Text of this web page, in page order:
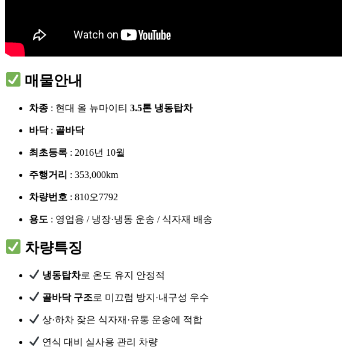
매물안내
차종 : 현대 올 뉴마이티 3.5톤 냉동탑차
바닥: 골바닥
최초등록 : 2016년 10월
주행거리 : 353,000km
차량번호 : 810오7792
용도 : 영업용 / 냉장·냉동 운송 / 식자재 배송
차량특징
냉동탑차로 온도 유지 안정적
골바닥 구조로 미끄럼 방지·내구성 우수
상·하차 잦은 식자재·유통 운송에 적합
연식 대비 실사용 관리 차량